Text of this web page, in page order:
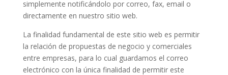
simplemente notificándolo por correo, fax, email o
directamente en nuestro sitio web.
La finalidad fundamental de este sitio web es permitir
la relación de propuestas de negocio y comerciales
entre empresas, para lo cual guardamos el correo
electrónico con la única finalidad de permitir este